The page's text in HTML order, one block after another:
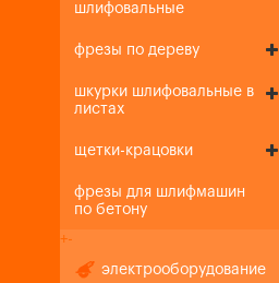
шлифовальные
фрезы по дереву
шкурки шлифовальные в
листах
щетки-крацовки
фрезы для шлифмашин
по бетону
+-
электрооборудование